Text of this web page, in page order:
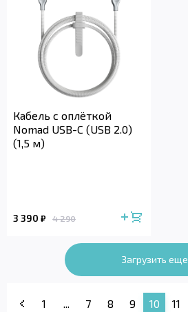
Кабель с оплёткой
Nomad USB-C (USB 2.0)
(1,5 м)
3 390 ₽ 4 290
Загрузить еще
1 ... 7 8 9 10 11